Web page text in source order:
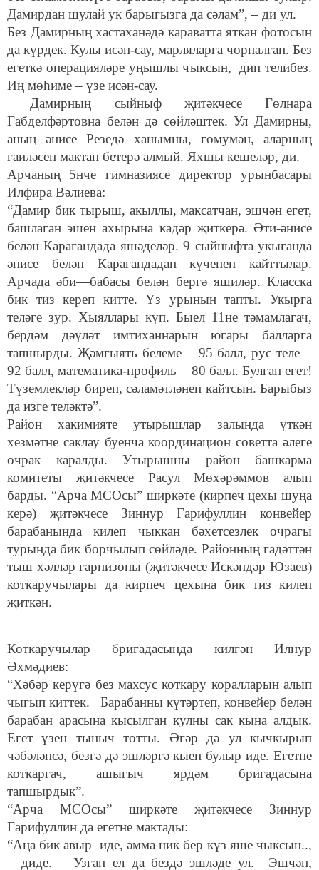
Дамирдан шулай ук барыгызга да сәлам”, – ди ул.
Без Дамирның хастаханәдә караватта яткан фотосын
да күрдек. Кулы исән-сау, марляларга чорналган. Без
егеткә операцияләре уңышлы чыксын, дип телибез.
Иң мөһиме – үзе исән-сау.
Дамирның сыйныф җитәкчесе Гөлнара
Габделфәртовна белән дә сөйләштек. Ул Дамирны,
аның әнисе Резедә ханымны, гомумән, аларның
гаиләсен мактап бетерә алмый. Яхшы кешеләр, ди.
Арчаның 5нче гимназиясе директор урынбасары
Илфира Вәлиева:
“Дамир бик тырыш, акыллы, максатчан, эшчән егет,
башлаган эшен ахырына кадәр җиткерә. Әти-әнисе
белән Карагандада яшәделәр. 9 сыйныфта укыганда
әнисе белән Карагандадан күченеп кайттылар.
Арчада әби—бабасы белән бергә яшиләр. Класска
бик тиз кереп китте. Үз урынын тапты. Укырга
теләге зур. Хыяллары күп. Быел 11не тәмамлагач,
бердәм дәүләт имтиханнарын югары балларга
тапшырды. Җәмгыять белеме – 95 балл, рус теле –
92 балл, математика-профиль – 80 балл. Булган егет!
Түземлекләр биреп, сәламәтләнеп кайтсын. Барыбыз
да изге теләктә”.
Район хакимияте утырышлар залында үткән
хезмәтне саклау буенча координацион советта әлеге
очрак каралды. Утырышны район башкарма
комитеты җитәкчесе Расул Мөхәрәммов алып
барды. “Арча МСОсы” ширкәте (кирпеч цехы шуңа
керә) җитәкчесе Зиннур Гарифуллин конвейер
барабанында килеп чыккан бәхетсезлек очрагы
турында бик борчылып сөйләде. Районның гадәттән
тыш хәлләр гарнизоны (җитәкчесе Искәндәр Юзаев)
коткаручылары да кирпеч цехына бик тиз килеп
җиткән.
Коткаручылар бригадасында килгән Илнур
Әхмәдиев:
“Хәбәр керүгә без махсус коткару коралларын алып
чыгып киттек. Барабанны күтәртеп, конвейер белән
барабан арасына кысылган кулны сак кына алдык.
Егет үзен тыныч тотты. Әгәр дә ул кычкырып
чәбәләнсә, безгә дә эшләргә кыен булыр иде. Егетне
коткаргач, ашыгыч ярдәм бригадасына
тапшырдык”.
“Арча МСОсы” ширкәте җитәкчесе Зиннур
Гарифуллин да егетне мактады:
“Аңа бик авыр иде, әмма ник бер күз яше чыксын..,
– диде. – Узган ел да бездә эшләде ул. Эшчән,